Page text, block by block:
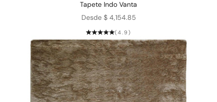
Tapete Indo Vanta
Precio de oferta
Desde $ 4,154.85
(4.9)